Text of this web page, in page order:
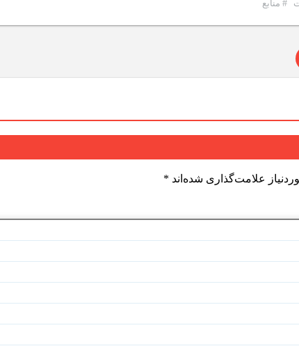
# منابع
علامت‌گذاری شده‌اند *